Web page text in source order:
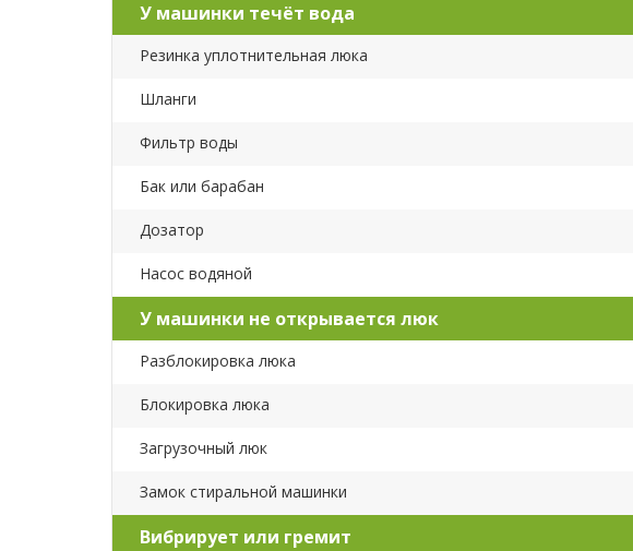
У машинки течёт вода
Резинка уплотнительная люка
Шланги
Фильтр воды
Бак или барабан
Дозатор
Насос водяной
У машинки не открывается люк
Разблокировка люка
Блокировка люка
Загрузочный люк
Замок стиральной машинки
Вибрирует или гремит